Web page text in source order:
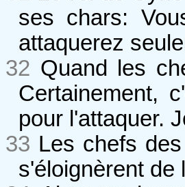
ses chars:
attaquerez
32 Quand les
Certainement,
pour l'attaquer.
33 Les chefs
s'éloignèrent de